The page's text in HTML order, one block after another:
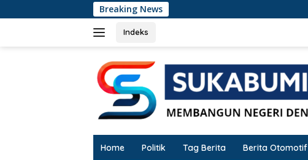
ke
Breaking News
Indeks
Home Politik Tag Berita Berita Otomotif